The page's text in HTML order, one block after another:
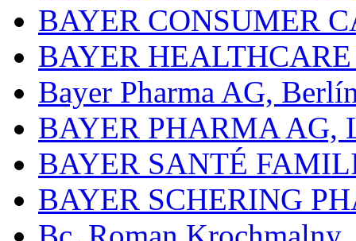
BAYER CONSUMER
BAYER
Bayer Pharma AG,
BAYER PHARMA AG,
BAYER SANTÉ
BAYER SCHERING